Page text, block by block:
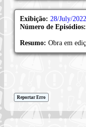
Exibição: 28/July/2022
Número de Episódios:
Resumo: Obra em
Reportar Erro